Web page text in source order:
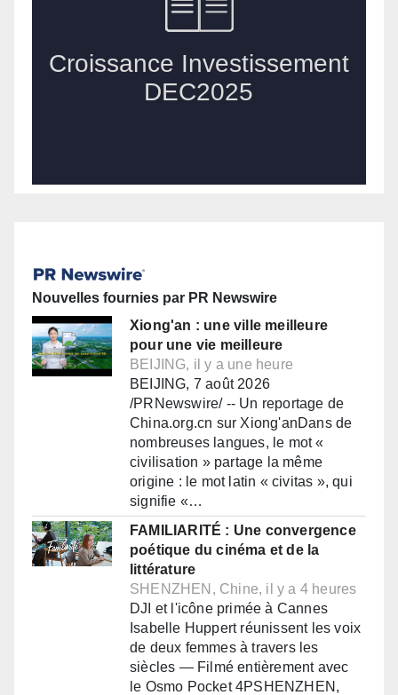
Nouvelles fournies par PR Newswire
Xiong'an : une ville meilleure
pour une vie meilleure
BEIJING, il y a une heure
BEIJING, 7 août 2026
/PRNewswire/ -- Un reportage de
China.org.cn sur Xiong'anDans de
nombreuses langues, le mot «
civilisation » partage la même
origine : le mot latin « civitas », qui
signifie «…
FAMILIARITÉ : Une convergence
poétique du cinéma et de la
littérature
SHENZHEN, Chine, il y a 4 heures
DJI et l'icône primée à Cannes
Isabelle Huppert réunissent les voix
de deux femmes à travers les
siècles — Filmé entièrement avec
le Osmo Pocket 4PSHENZHEN,